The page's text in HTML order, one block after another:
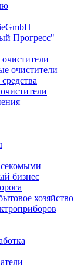
Прогресс"
очистители
бизнес
хозяйство